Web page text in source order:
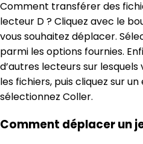
Comment transférer des
lecteur D ? Cliquez avec le
vous souhaitez déplacer.
parmi les options fournies.
d’autres lecteurs sur
les fichiers, puis cliquez sur
sélectionnez Coller.
Comment déplacer un